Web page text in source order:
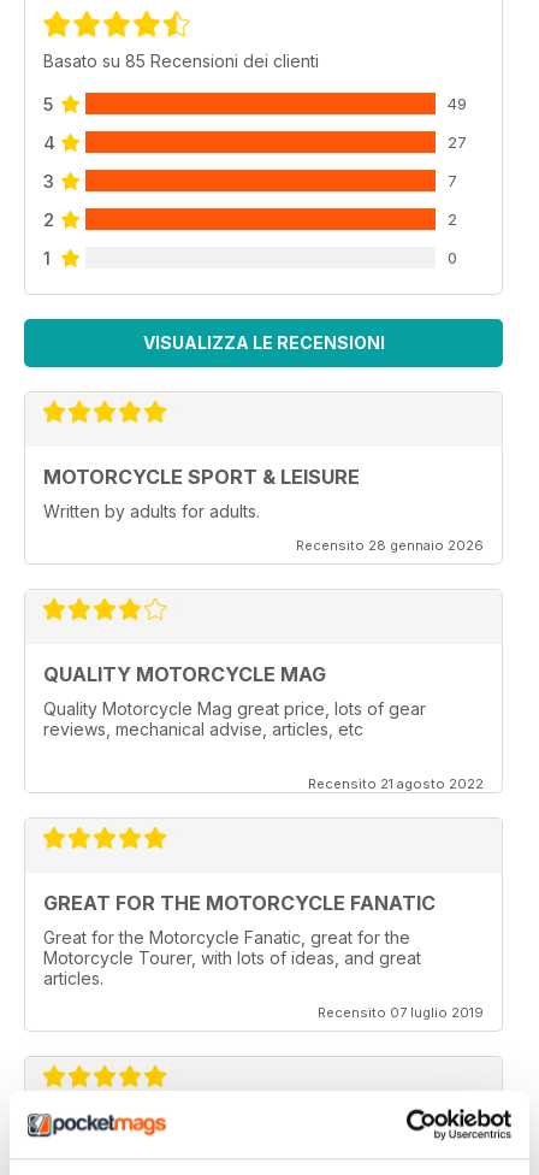
Basato su 85 Recensioni dei clienti
5 49
4 27
3 7
2 2
1 0
VISUALIZZA LE RECENSIONI
MOTORCYCLE SPORT & LEISURE
Written by adults for adults.
Recensito 28 gennaio 2026
QUALITY MOTORCYCLE MAG
Quality Motorcycle Mag great price, lots of gear
reviews, mechanical advise, articles, etc
Recensito 21 agosto 2022
GREAT FOR THE MOTORCYCLE FANATIC
Great for the Motorcycle Fanatic, great for the
Motorcycle Tourer, with lots of ideas, and great
articles.
Recensito 07 luglio 2019
GREAT MAGAZINE